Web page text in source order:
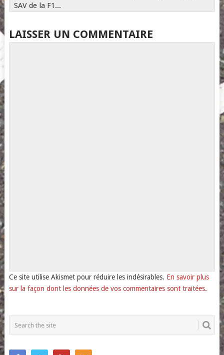
SAV de la F1...
LAISSER UN COMMENTAIRE
Ce site utilise Akismet pour réduire les indésirables. En savoir plus
sur la façon dont les données de vos commentaires sont traitées.